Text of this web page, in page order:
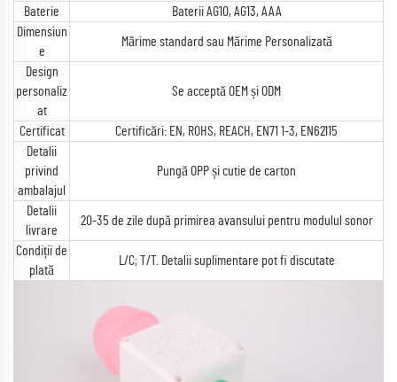
Baterie
Baterii AG10, AG13, AAA
Dimensiun
e
Mărime standard sau Mărime Personalizată
Design
personaliz
at
Se acceptă OEM și ODM
Certificat
Certificări: EN, ROHS, REACH, EN71 1-3, EN62115
Detalii
privind
ambalajul
Pungă OPP și cutie de carton
Detalii
livrare
20-35 de zile după primirea avansului pentru modulul sonor
Condiții de
plată
L/C; T/T. Detalii suplimentare pot fi discutate